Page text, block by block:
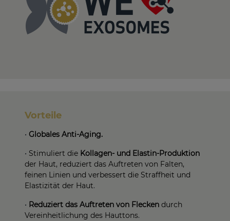
Vorteile
• Globales Anti-Aging.
• Stimuliert die Kollagen- und Elastin-Produktion
der Haut, reduziert das Auftreten von Falten,
feinen Linien und verbessert die Straffheit und
Elastizität der Haut.
• Reduziert das Auftreten von Flecken durch
Vereinheitlichung des Hauttons.